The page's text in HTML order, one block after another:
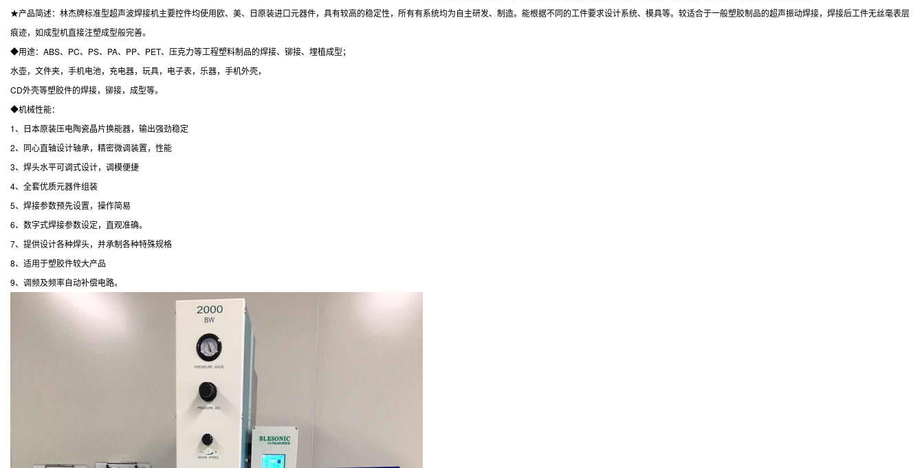
★产品简述：林杰牌标准型超声波焊接机主要控件均使用欧、美、日原装进口元器件，具有较高的稳定性，所有有系统均为自主研发、制造。能根据不同的工件要求设计系统、模具等。较适合于一般塑胶制品的超声振动焊接，焊接后工件无丝毫表层
痕迹，如成型机直接注塑成型般完善。
◆用途：ABS、PC、PS、PA、PP、PET、压克力等工程塑料制品的焊接、铆接、埋植成型；
水壶，文件夹，手机电池，充电器，玩具，电子表，乐器，手机外壳，
CD外壳等塑胶件的焊接，铆接，成型等。
◆机械性能：
1、日本原装压电陶瓷晶片换能器，输出强劲稳定
2、同心直轴设计轴承，精密微调装置，性能
3、焊头水平可调式设计，调模便捷
4、全套优质元器件组装
5、焊接参数预先设置，操作简易
6、数字式焊接参数设定，直观准确。
7、提供设计各种焊头，并承制各种特殊规格
8、适用于塑胶件较大产品
9、调频及频率自动补偿电路。